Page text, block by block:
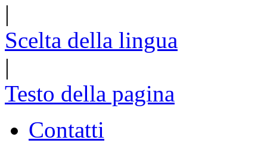
|
Scelta della lingua
|
Testo della pagina
Contatti